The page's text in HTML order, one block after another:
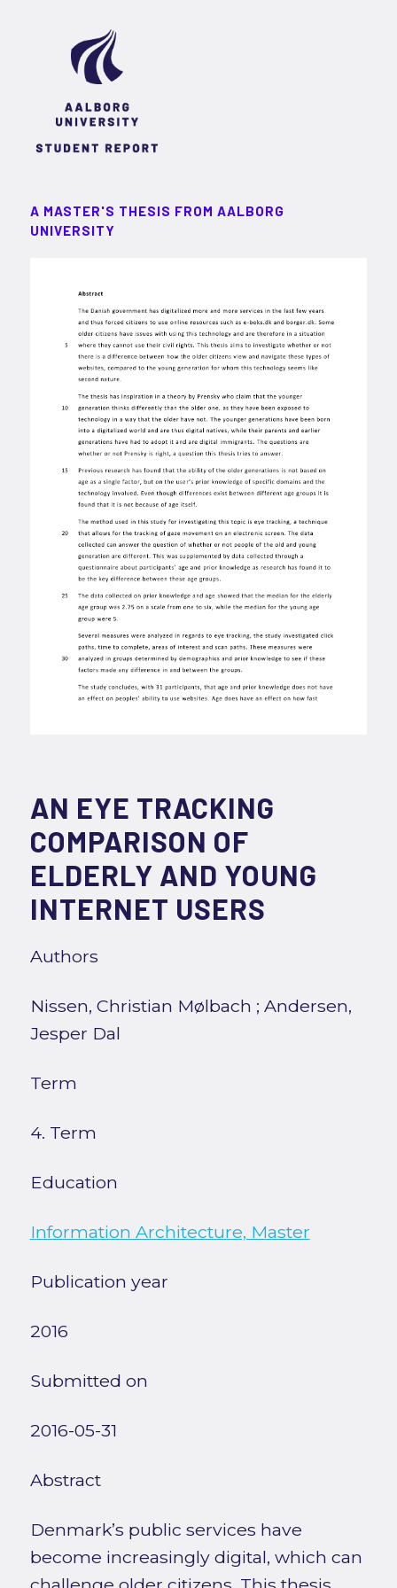
A MASTER'S THESIS FROM AALBORG
UNIVERSITY
AN EYE TRACKING
COMPARISON OF
ELDERLY AND YOUNG
INTERNET USERS
Authors
Nissen, Christian Mølbach ; Andersen,
Jesper Dal
Term
4. Term
Education
Information Architecture, Master
Publication year
2016
Submitted on
2016-05-31
Abstract
Denmark’s public services have
become increasingly digital, which can